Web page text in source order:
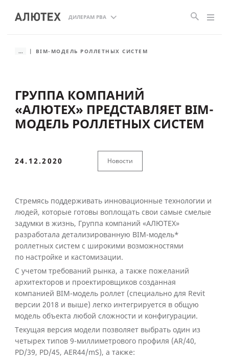
ДИЛЕРАМ РВА
... BIM-МОДЕЛЬ РОЛЛЕТНЫХ СИСТЕМ
ГРУППА КОМПАНИЙ
«АЛЮТЕХ» ПРЕДСТАВЛЯЕТ BIM-
МОДЕЛЬ РОЛЛЕТНЫХ СИСТЕМ
24.12.2020 Новости
Стремясь поддерживать инновационные технологии и
людей, которые готовы воплощать свои самые смелые
задумки в жизнь, Группа компаний «АЛЮТЕХ»
разработала детализированную BIM-модель*
роллетных систем с широкими возможностями
по настройке и кастомизации.
С учетом требований рынка, а также пожеланий
архитекторов и проектировщиков созданная
компанией BIM-модель роллет (специально для Revit
версии 2018 и выше) легко интегрируется в общую
модель объекта любой сложности и конфигурации.
Текущая версия модели позволяет выбрать один из
четырех типов 9-миллиметрового профиля (AR/40,
PD/39, PD/45, AER44/mS), а также: